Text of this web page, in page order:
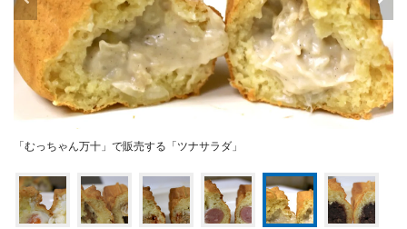
「むっちゃん万十」で販売する「ツナサラダ」